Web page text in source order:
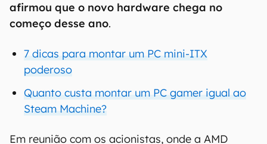
afirmou que o novo hardware chega no
começo desse ano.
7 dicas para montar um PC mini-ITX
poderoso
Quanto custa montar um PC gamer igual ao
Steam Machine?
Em reunião com os acionistas, onde a AMD